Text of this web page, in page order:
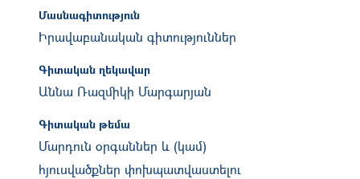
Մասնագիտություն
Իրավաբանական գիտություններ
Գիտական ղեկավար
Աննա Ռազմիկի Մարգարյան
Գիտական թեմա
Մարդուն օրգաններ և (կամ)
հյուսվածքներ փոխպատվաստելու